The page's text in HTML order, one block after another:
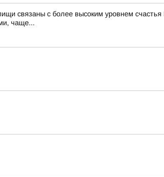
с более высоким уровнем счастья
чаще...